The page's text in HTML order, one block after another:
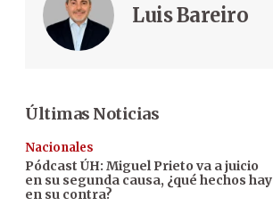
Luis Bareiro
Últimas Noticias
Nacionales
Pódcast ÚH: Miguel Prieto va a juicio
en su segunda causa, ¿qué hechos hay
en su contra?